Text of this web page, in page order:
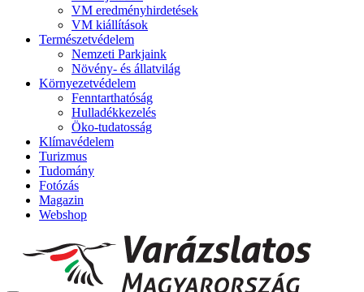
VM eredményhirdetések
VM kiállítások
Természetvédelem
Nemzeti Parkjaink
Növény- és állatvilág
Környezetvédelem
Fenntarthatóság
Hulladékkezelés
Öko-tudatosság
Klímavédelem
Turizmus
Tudomány
Fotózás
Magazin
Webshop